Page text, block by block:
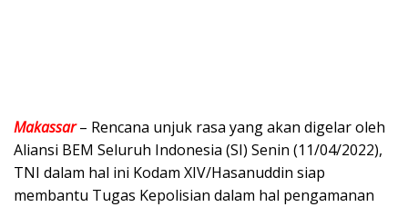
Makassar– Rencana unjuk rasa yang akan digelar oleh
Aliansi BEM Seluruh Indonesia (SI) Senin (11/04/2022),
TNI dalam hal ini Kodam XIV/Hasanuddin siap
membantu Tugas Kepolisian dalam hal pengamanan